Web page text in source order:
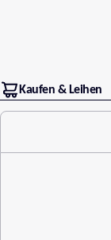
Kaufen & Leihen